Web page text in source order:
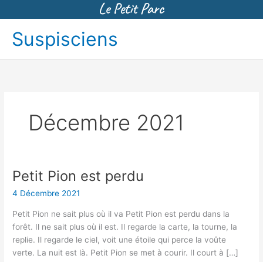
Suspisciens
Décembre 2021
Petit Pion est perdu
4 Décembre 2021
Petit Pion ne sait plus où il va Petit Pion est perdu dans la
forêt. Il ne sait plus où il est. Il regarde la carte, la tourne, la
replie. Il regarde le ciel, voit une étoile qui perce la voûte
verte. La nuit est là. Petit Pion se met à courir. Il court à […]
Petit
est
perdu